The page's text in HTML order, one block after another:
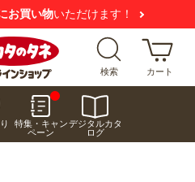
お買い物いただけます！
検索 カート
特集・キャン
ペーン
デジタルカタ
ログ